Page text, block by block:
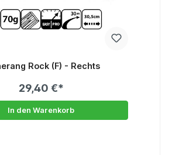
Rock (F) - Rechts
29,40 €*
In den Warenkorb